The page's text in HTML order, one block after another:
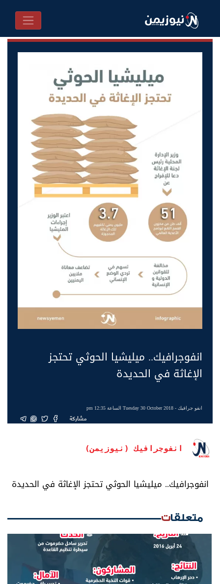
انفوجرافيك.. ميليشيا الحوثي تحتجز
الإغاثة في الحديدة
انفو جرافيك- Tuesday 30 October 2018 الساعة 12:35 pm
مشاركة
انفوجرافيك (نيوزيمن)
انفوجرافيك.. ميليشيا الحوثي تحتجز الإغاثة في الحديدة
متعلقات